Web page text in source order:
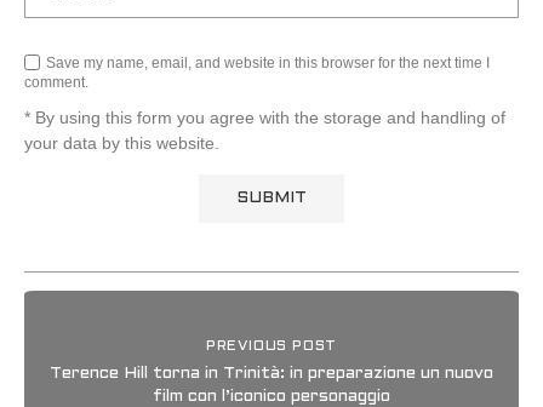
Save my name, email, and website in this browser for the next time I
comment.
* By using this form you agree with the storage and handling of
your data by this website.
PREVIOUS POST
Terence Hill torna in Trinità: in preparazione un nuovo
film con l’iconico personaggio